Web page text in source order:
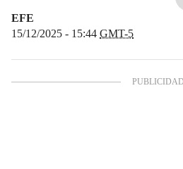
EFE
15/12/2025 - 15:44 GMT-5